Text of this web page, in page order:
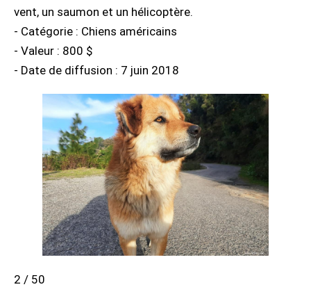
vent, un saumon et un hélicoptère.
- Catégorie : Chiens américains
- Valeur : 800 $
- Date de diffusion : 7 juin 2018
2 / 50